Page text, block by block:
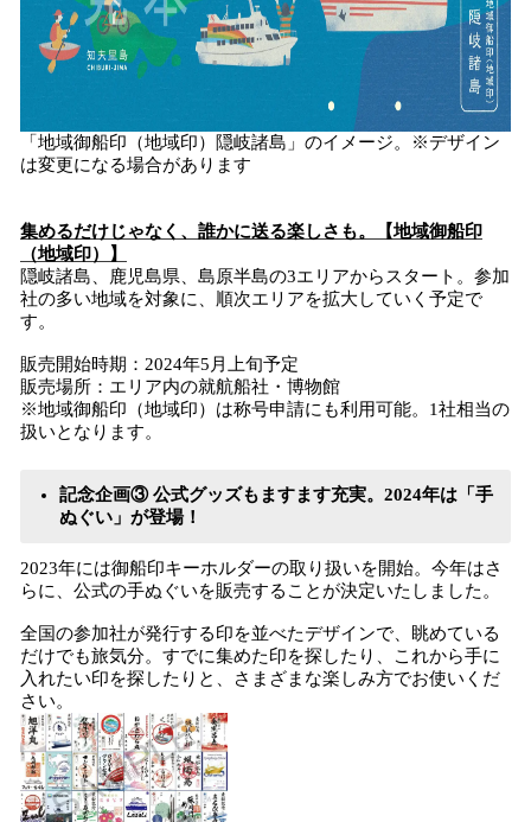
「地域御船印（地域印）隠岐諸島」のイメージ。※デザイン
は変更になる場合があります
集めるだけじゃなく、誰かに送る楽しさも。【地域御船印
（地域印）】
隠岐諸島、鹿児島県、島原半島の3エリアからスタート。参加
社の多い地域を対象に、順次エリアを拡大していく予定で
す。
販売開始時期：2024年5月上旬予定
販売場所：エリア内の就航船社・博物館
※地域御船印（地域印）は称号申請にも利用可能。1社相当の
扱いとなります。
記念企画③ 公式グッズもますます充実。2024年は「手
ぬぐい」が登場！
2023年には御船印キーホルダーの取り扱いを開始。今年はさ
らに、公式の手ぬぐいを販売することが決定いたしました。
全国の参加社が発行する印を並べたデザインで、眺めている
だけでも旅気分。すでに集めた印を探したり、これから手に
入れたい印を探したりと、さまざまな楽しみ方でお使いくだ
さい。